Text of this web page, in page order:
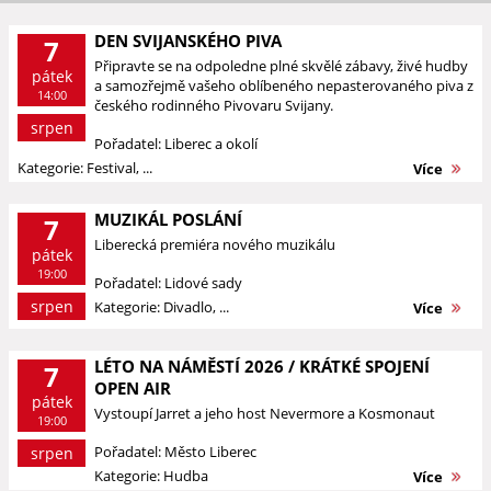
7
pátek
14:00
srpen
DEN SVIJANSKÉHO PIVA
Připravte se na odpoledne plné skvělé zábavy, živé hudby
a samozřejmě vašeho oblíbeného nepasterovaného piva z
českého rodinného Pivovaru Svijany.
Pořadatel: Liberec a okolí
Kategorie: Festival, ...
Více
7
pátek
19:00
srpen
MUZIKÁL POSLÁNÍ
Liberecká premiéra nového muzikálu
Pořadatel: Lidové sady
Kategorie: Divadlo, ...
Více
7
pátek
19:00
srpen
LÉTO NA NÁMĚSTÍ 2026 / KRÁTKÉ SPOJENÍ
OPEN AIR
Vystoupí Jarret a jeho host Nevermore a Kosmonaut
Pořadatel: Město Liberec
Kategorie: Hudba
Více